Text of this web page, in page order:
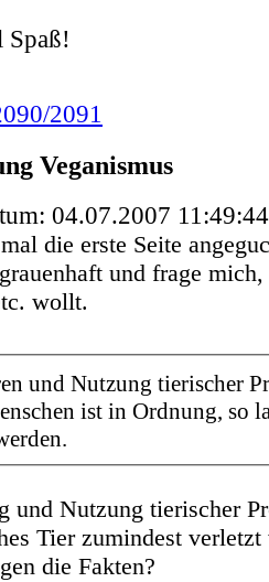
Spaß!
2091
Veganismus
04.07.2007 11:49:44
die erste Seite
und frage
wollt.
und Nutzung tierischer
ist in Ordnung, so
Nutzung tierischer
Tier zumindest
die Fakten?